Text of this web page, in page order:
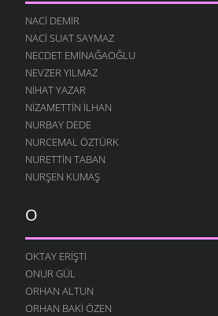
NACI DEMIR
NACI SUAT SAYMAZ
NECDET EMINAĞAOĞLU
NEVZER YILMAZ
NIHAT YAZAR
NIZAMETTIN İLHAN
NURBAY DEDE
NURCEMAL ÖZTÜRK
NURETTIN TABAN
NURŞEN KUMAŞ
O
OKTAY ERIŞTI
ONUR GÜL
ORHAN ALTUN
ORHAN BAKI ÖZEN